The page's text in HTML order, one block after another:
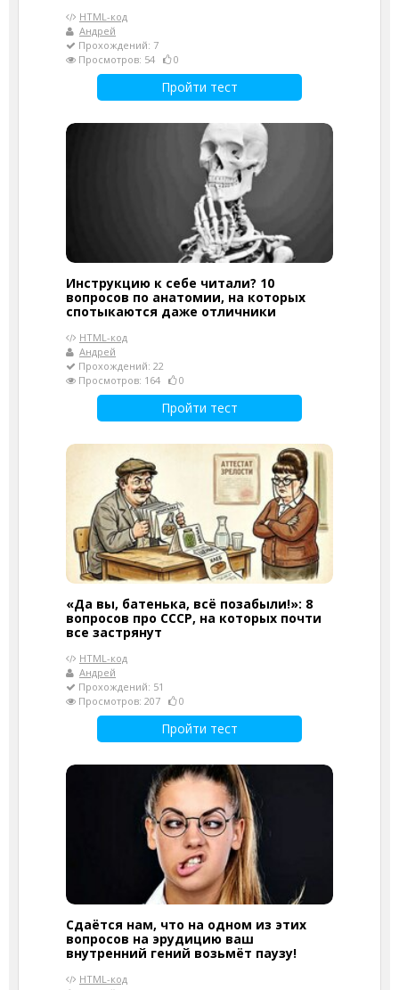
HTML-код
Андрей
Прохождений: 7
Просмотров: 54
0
Пройти тест
Инструкцию к себе читали? 10
вопросов по анатомии, на которых
спотыкаются даже отличники
HTML-код
Андрей
Прохождений: 22
Просмотров: 164
0
Пройти тест
«Да вы, батенька, всё позабыли!»: 8
вопросов про СССР, на которых почти
все застрянут
HTML-код
Андрей
Прохождений: 51
Просмотров: 207
0
Пройти тест
Сдаётся нам, что на одном из этих
вопросов на эрудицию ваш
внутренний гений возьмёт паузу!
HTML-код